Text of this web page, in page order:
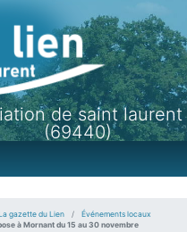
de saint laurent
(69440)
gazette du Lien
Événements locaux
à Mornant du 15 au 30 novembre